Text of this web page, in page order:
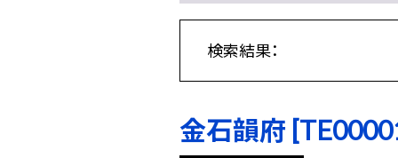
検索結果：
金石韻府